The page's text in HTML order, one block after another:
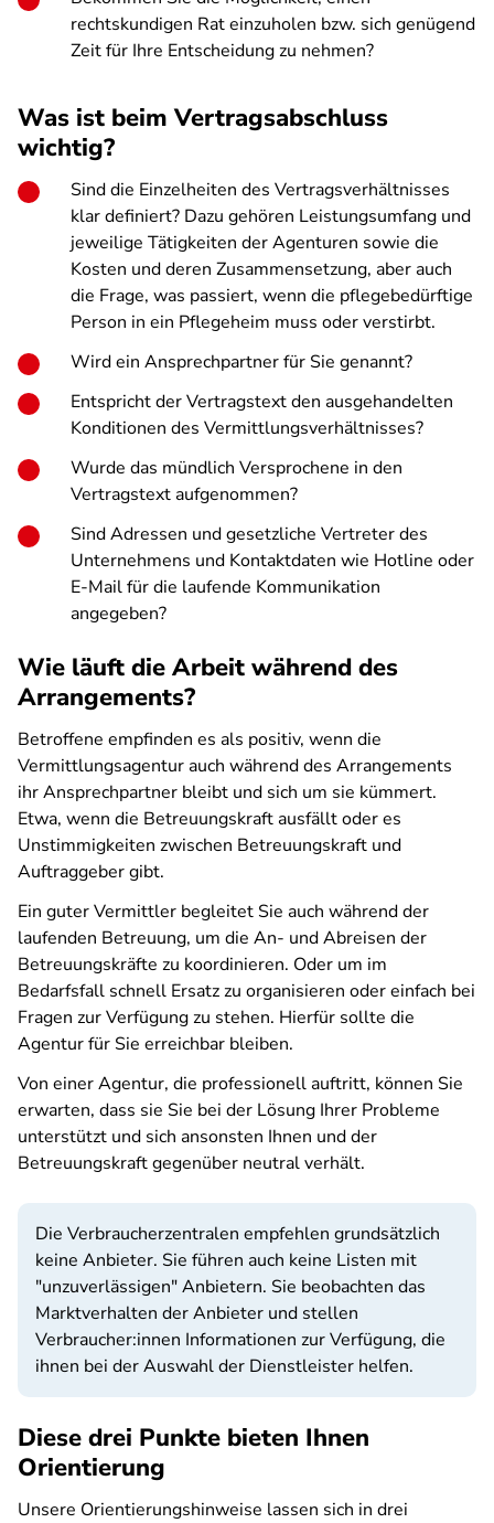
rechtskundigen Rat einzuholen bzw. sich genügend
Zeit für Ihre Entscheidung zu nehmen?
Was ist beim Vertragsabschluss
wichtig?
Sind die Einzelheiten des Vertragsverhältnisses
klar definiert? Dazu gehören Leistungsumfang und
jeweilige Tätigkeiten der Agenturen sowie die
Kosten und deren Zusammensetzung, aber auch
die Frage, was passiert, wenn die pflegebedürftige
Person in ein Pflegeheim muss oder verstirbt.
Wird ein Ansprechpartner für Sie genannt?
Entspricht der Vertragstext den ausgehandelten
Konditionen des Vermittlungsverhältnisses?
Wurde das mündlich Versprochene in den
Vertragstext aufgenommen?
Sind Adressen und gesetzliche Vertreter des
Unternehmens und Kontaktdaten wie Hotline oder
E-Mail für die laufende Kommunikation
angegeben?
Wie läuft die Arbeit während des
Arrangements?
Betroffene empfinden es als positiv, wenn die
Vermittlungsagentur auch während des Arrangements
ihr Ansprechpartner bleibt und sich um sie kümmert.
Etwa, wenn die Betreuungskraft ausfällt oder es
Unstimmigkeiten zwischen Betreuungskraft und
Auftraggeber gibt.
Ein guter Vermittler begleitet Sie auch während der
laufenden Betreuung, um die An- und Abreisen der
Betreuungskräfte zu koordinieren. Oder um im
Bedarfsfall schnell Ersatz zu organisieren oder einfach bei
Fragen zur Verfügung zu stehen. Hierfür sollte die
Agentur für Sie erreichbar bleiben.
Von einer Agentur, die professionell auftritt, können Sie
erwarten, dass sie Sie bei der Lösung Ihrer Probleme
unterstützt und sich ansonsten Ihnen und der
Betreuungskraft gegenüber neutral verhält.
Die Verbraucherzentralen empfehlen grundsätzlich
keine Anbieter. Sie führen auch keine Listen mit
"unzuverlässigen" Anbietern. Sie beobachten das
Marktverhalten der Anbieter und stellen
Verbraucher:innen Informationen zur Verfügung, die
ihnen bei der Auswahl der Dienstleister helfen.
Diese drei Punkte bieten Ihnen
Orientierung
Unsere Orientierungshinweise lassen sich in drei